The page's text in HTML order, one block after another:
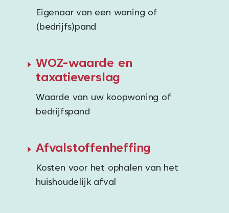
Eigenaar van een woning of
(bedrijfs)pand
WOZ-waarde en
taxatieverslag
Waarde van uw koopwoning of
bedrijfspand
Afvalstoffenheffing
Kosten voor het ophalen van het
huishoudelijk afval